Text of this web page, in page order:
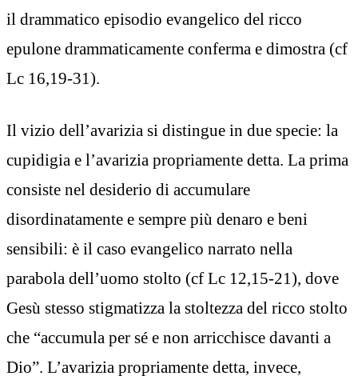
il drammatico episodio evangelico del ricco
epulone drammaticamente conferma e dimostra (cf
Lc 16,19-31).
Il vizio dell’avarizia si distingue in due specie: la
cupidigia e l’avarizia propriamente detta. La prima
consiste nel desiderio di accumulare
disordinatamente e sempre più denaro e beni
sensibili: è il caso evangelico narrato nella
parabola dell’uomo stolto (cf Lc 12,15-21), dove
Gesù stesso stigmatizza la stoltezza del ricco stolto
che “accumula per sé e non arricchisce davanti a
Dio”. L’avarizia propriamente detta, invece,